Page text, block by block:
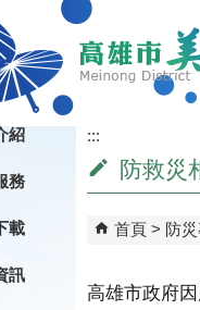
紹
務
載
訊
:::
防救災
首頁 防
高雄市政府